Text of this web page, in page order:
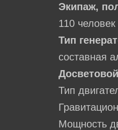
Экипаж,
110 человек
Тип
составная
Тип
Мощность